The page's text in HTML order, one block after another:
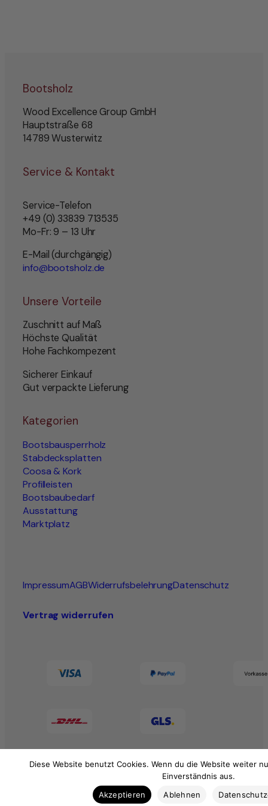
Bootsholz
Wood Excellence Group GmbH
Hauptstraße 68
14789 Wusterwitz
Service & Kontakt
Service-Telefon
+49 (0) 33839 713535
Mo-Fr: 9 – 13 Uhr
E-Mail (durchgängig)
info@bootsholz.de
Unsere Vorteile
Zuschnitt auf Maß
Höchste Qualität
Hohe Fachkompezent
Sicherer Einkauf
Gut verpackte Lieferung
Kategorien
Bootsbausperrholz
Stabdecksplatten
Coosa & Kork
Profilleisten
Bootsbaubedarf
Ausstattung
Marktplatz
ImpressumAGBWiderrufsbelehrungDatenschutz
Vertrag widerrufen
Diese Website benutzt Cookies. Wenn du die Website weiter
Einverständnis aus.
Akzeptieren
Ablehnen